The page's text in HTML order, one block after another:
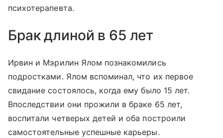
психотерапевта.
Брак длиной в 65 лет
Ирвин и Мэрилин Ялом познакомились
подростками. Ялом вспоминал, что их первое
свидание состоялось, когда ему было 15 лет.
Впоследствии они прожили в браке 65 лет,
воспитали четверых детей и оба построили
самостоятельные успешные карьеры.